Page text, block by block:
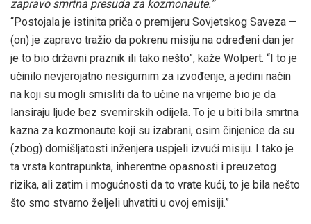
zapravo smrtna presuda za kozmonaute.“
“Postojala je istinita priča o premijeru Sovjetskog Saveza —
(on) je zapravo tražio da pokrenu misiju na određeni dan jer
je to bio državni praznik ili tako nešto”, kaže Wolpert. “I to je
učinilo nevjerojatno nesigurnim za izvođenje, a jedini način
na koji su mogli smisliti da to učine na vrijeme bio je da
lansiraju ljude bez svemirskih odijela. To je u biti bila smrtna
kazna za kozmonaute koji su izabrani, osim činjenice da su
(zbog) domišljatosti inženjera uspjeli izvući misiju. I tako je
ta vrsta kontrapunkta, inherentne opasnosti i preuzetog
rizika, ali zatim i mogućnosti da to vrate kući, to je bila nešto
što smo stvarno željeli uhvatiti u ovoj emisiji.”